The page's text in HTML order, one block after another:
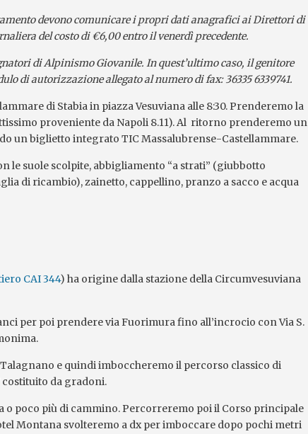
devono comunicare i propri dati anagrafici ai Direttori di
del costo di €6,00 entro il venerdì precedente.
di Alpinismo Giovanile. In quest’ultimo caso, il genitore
di autorizzazione allegato al numero di fax: 36335 6339741.
di Stabia in piazza Vesuviana alle 8:30. Prenderemo la
proveniente da Napoli 8.11). Al ritorno prenderemo un
un biglietto integrato TIC Massalubrense-Castellammare.
le suole scolpite, abbigliamento “a strati” (giubbotto
di ricambio), zainetto, cappellino, pranzo a sacco e acqua
CAI 344) ha origine dalla stazione della Circumvesuviana
per poi prendere via Fuorimura fino all’incrocio con Via S.
e quindi imboccheremo il percorso classico di
costituito da gradoni.
o poco più di cammino. Percorreremo poi il Corso principale
Montana svolteremo a dx per imboccare dopo pochi metri